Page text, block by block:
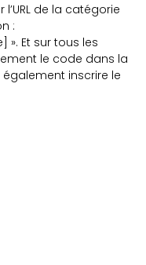
de la catégorie
:
Et sur tous les
le code dans la
inscrire le